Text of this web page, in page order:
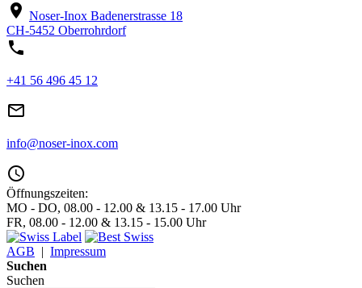
location_on Noser-Inox Badenerstrasse 18
CH-5452 Oberrohrdorf
phone
+41 56 496 45 12
mail_outline
info@noser-inox.com
access_time
Öffnungszeiten:
MO - DO, 08.00 - 12.00 & 13.15 - 17.00 Uhr
FR, 08.00 - 12.00 & 13.15 - 15.00 Uhr
AGB | Impressum
Suchen
Suchen